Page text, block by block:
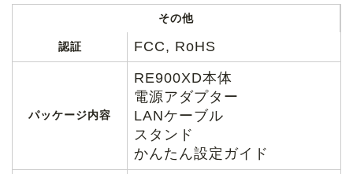
その他
認証 FCC, RoHS
パッケージ内容
RE900XD本体
電源アダプター
LANケーブル
スタンド
かんたん設定ガイド